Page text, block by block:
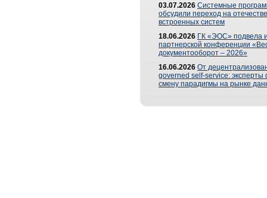
03.07.2026 Системные
обсудили переход на
встроенных систем
18.06.2026 ГК «ЭОС» подвела
партнерской конференции
документооборот – 2026»
16.06.2026 От
governed self-service: эксперты
смену парадигмы на рынке